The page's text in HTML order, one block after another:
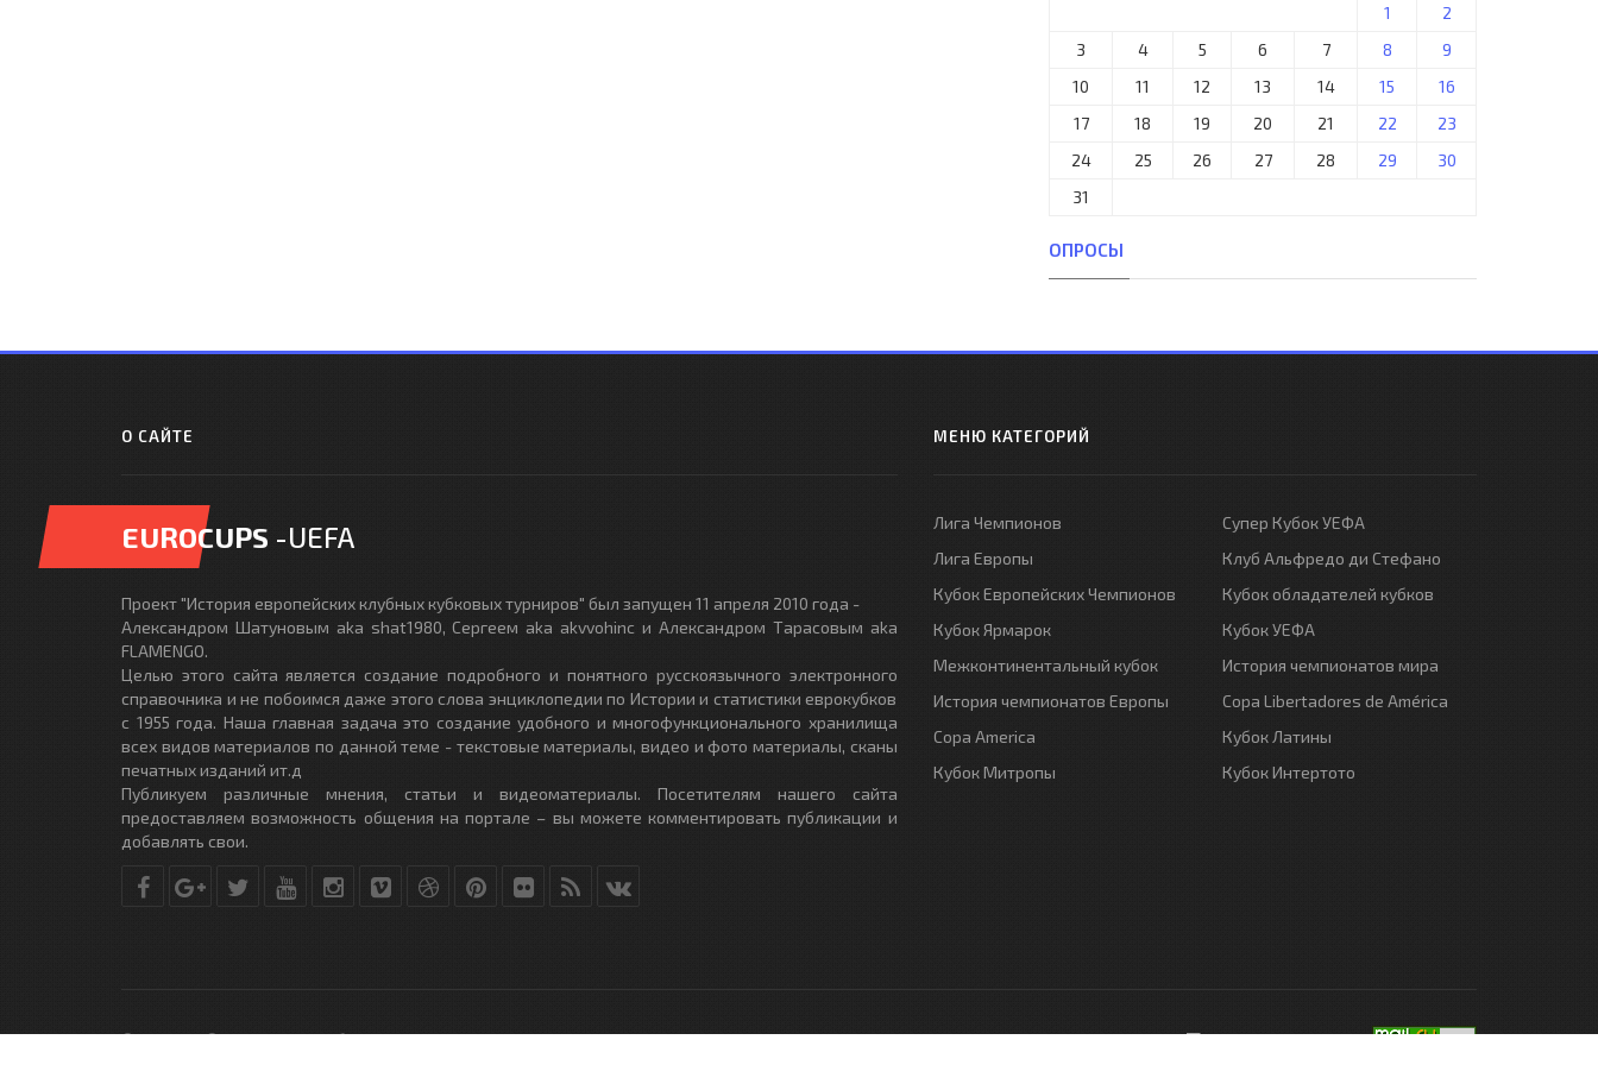
1
2
3
4 5 6 7 8
9
10
11 12 13 14 15
16
17
18 19 20 21 22
23
24
25 26 27 28 29
30
31
ОПРОСЫ
О САЙТЕ
EUROCUPS -UEFA
Проект "История европейских клубных кубковых турниров" был запущен 11 апреля 2010 года -
Александром Шатуновым aka shat1980, Сергеем aka akvvohinc и Александром Тарасовым aka
FLAMENGO.
Целью этого сайта является создание подробного и понятного русскоязычного электронного
справочника и не побоимся даже этого слова энциклопедии по Истории и статистики еврокубков
с 1955 года. Наша главная задача это создание удобного и многофункционального хранилища
всех видов материалов по данной теме - текстовые материалы, видео и фото материалы, сканы
печатных изданий ит.д
Публикуем различные мнения, статьи и видеоматериалы. Посетителям нашего сайта
предоставляем возможность общения на портале – вы можете комментировать публикации и
добавлять свои.
МЕНЮ КАТЕГОРИЙ
Лига Чемпионов
Лига Европы
Кубок Европейских Чемпионов
Кубок Ярмарок
Межконтинентальный кубок
История чемпионатов Европы
Copa America
Кубок Митропы
Супер Кубок УЕФА
Клуб Альфредо ди Стефано
Кубок обладателей кубков
Кубок УЕФА
История чемпионатов мира
Copa Libertadores de América
Кубок Латины
Кубок Интертото
© Copyright © 2010-2017. Разработано студиейDLE-THEME.RU- All Rights Reserved.